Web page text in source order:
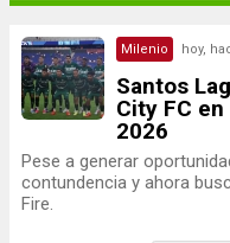
Milenio hoy,
Santos
City FC
2026
Pese a generar
contundencia y ahora
Fire.